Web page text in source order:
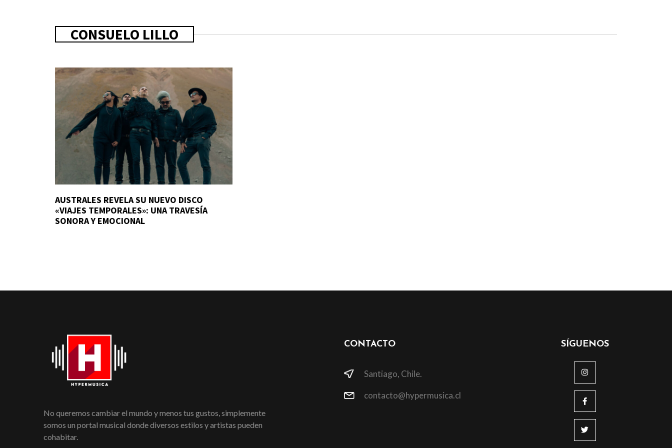
CONSUELO LILLO
AUSTRALES REVELA SU NUEVO DISCO
«VIAJES TEMPORALES»: UNA TRAVESÍA
SONORA Y EMOCIONAL
No queremos cambiar el mundo y menos tus gustos, simplemente
somos un portal musical donde diversos estilos y artistas pueden
cohabitar.
CONTACTO
Santiago, Chile.
contacto@hypermusica.cl
SÍGUENOS